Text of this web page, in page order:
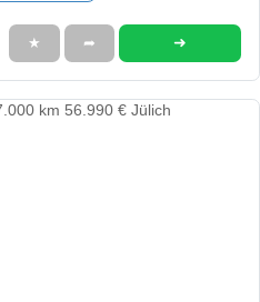
★ ➦ ➜